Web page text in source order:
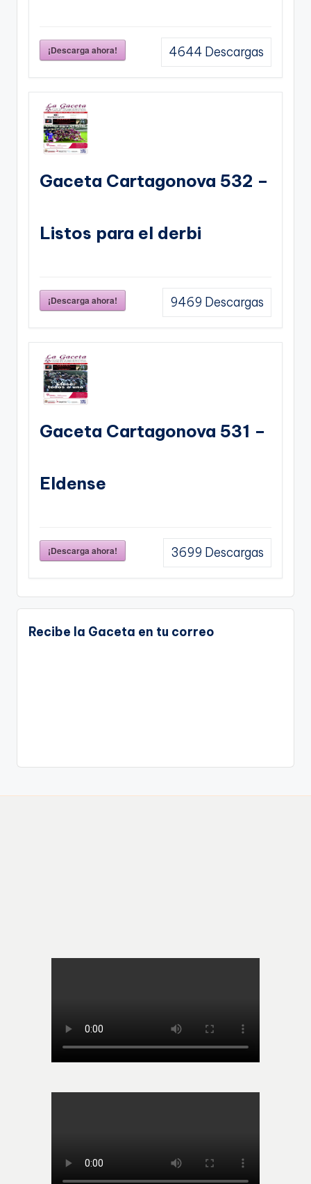
¡Descarga ahora! 4644 Descargas
Gaceta Cartagonova 532 –
Listos para el derbi
¡Descarga ahora! 9469 Descargas
Gaceta Cartagonova 531 –
Eldense
¡Descarga ahora! 3699 Descargas
Recibe la Gaceta en tu correo